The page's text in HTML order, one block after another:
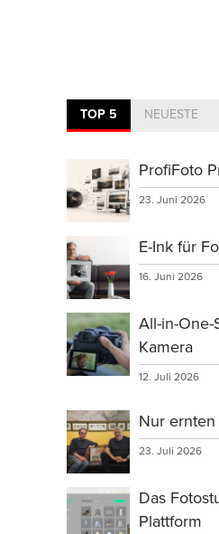
TOP 5 NEUESTE
ProfiFoto
23. Juni 2026
E-Ink für
16. Juni 2026
All-in-
Kamera
12. Juli 2026
Nur
23. Juli 2026
Das
Plattform